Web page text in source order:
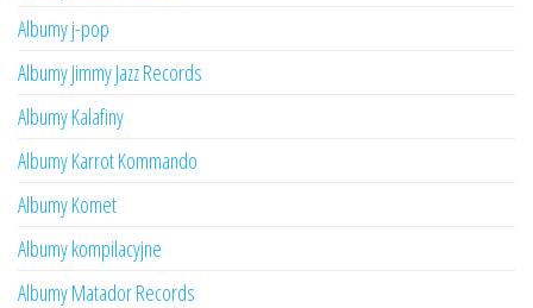
Albumy j-pop
Albumy Jimmy Jazz Records
Albumy Kalafiny
Albumy Karrot Kommando
Albumy Komet
Albumy kompilacyjne
Albumy Matador Records